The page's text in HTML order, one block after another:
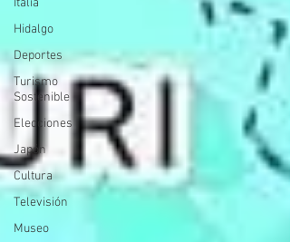
Italia
Hidalgo
Deportes
Turismo
Sostenible
Elecciones
Japón
Cultura
Televisión
Museo